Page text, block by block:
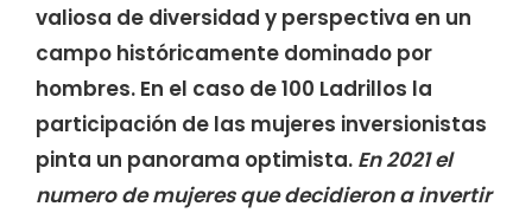
valiosa de diversidad y perspectiva en un
campo históricamente dominado por
hombres. En el caso de 100 Ladrillos la
participación de las mujeres inversionistas
pinta un panorama optimista. En 2021 el
numero de mujeres que decidieron a invertir